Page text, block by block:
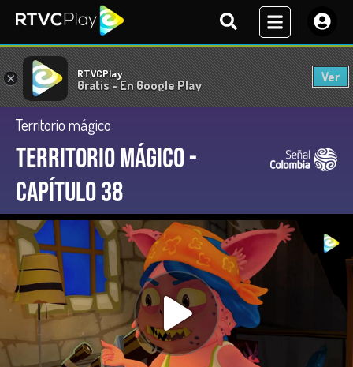
× RTVCPlay
Gratis - En Google Play
Ver
Territorio mágico
Territorio Mágico -
Capítulo 38